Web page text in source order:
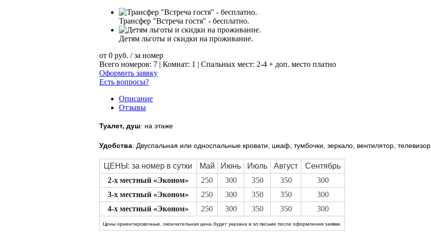
Трансфер "Встреча гостя" - бесплатно.
Детям льготы и скидки на проживание.
от 0 руб. / за номер
Всего номеров: 7 | Комнат: 1 | Спальных мест: 2-4 + доп. место платно
Оформить заявку
Есть вопросы?
Описание
Отзывы
Туалет, душ: на этаже
Удобства: Двуспальная или односпальные кровати, шкаф, тумбочки, зеркало, вентилятор, телевизор.
ЦЕНЫ: за номер в сутки Май Июнь Июль Август
Сентябрь
2-х местный «Эконом»
250 300 350 350
300
3-х местный «Эконом»
250 300 350 350
300
4-х местный «Эконом»
250 300 350 350 300
Цены ориентировочные, окончательная цена будет указана в эл.письме после оформления заявки.